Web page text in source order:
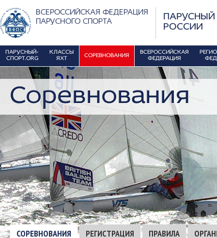
ВСЕРОССИЙСКАЯ ФЕДЕРАЦИЯ
ПАРУСНОГО СПОРТА
ПАРУСНЫЙ
РОССИИ
ПАРУСНЫЙ-
СПОРТ.ORG
КЛАССЫ
ЯХТ
СОРЕВНОВАНИЯ
ВСЕРОССИЙСКАЯ
ФЕДЕРАЦИЯ
Соревнования
СОРЕВНОВАНИЯ РЕГИСТРАЦИЯ ПРАВИЛА